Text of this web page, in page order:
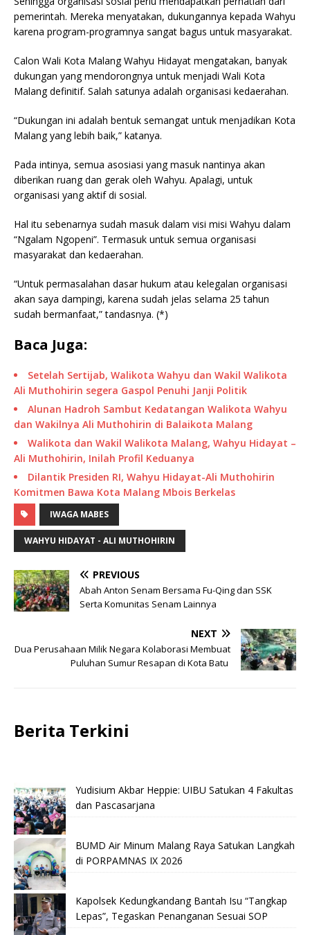
pemerintah. Mereka menyatakan, dukungannya kepada Wahyu
karena program-programnya sangat bagus untuk masyarakat.
Calon Wali Kota Malang Wahyu Hidayat mengatakan, banyak
dukungan yang mendorongnya untuk menjadi Wali Kota
Malang definitif. Salah satunya adalah organisasi kedaerahan.
“Dukungan ini adalah bentuk semangat untuk menjadikan Kota
Malang yang lebih baik,” katanya.
Pada intinya, semua asosiasi yang masuk nantinya akan
diberikan ruang dan gerak oleh Wahyu. Apalagi, untuk
organisasi yang aktif di sosial.
Hal itu sebenarnya sudah masuk dalam visi misi Wahyu dalam
“Ngalam Ngopeni”. Termasuk untuk semua organisasi
masyarakat dan kedaerahan.
“Untuk permasalahan dasar hukum atau kelegalan organisasi
akan saya dampingi, karena sudah jelas selama 25 tahun
sudah bermanfaat,” tandasnya. (*)
Baca Juga:
Setelah Sertijab, Walikota Wahyu dan Wakil Walikota
Ali Muthohirin segera Gaspol Penuhi Janji Politik
Alunan Hadroh Sambut Kedatangan Walikota Wahyu
dan Wakilnya Ali Muthohirin di Balaikota Malang
Walikota dan Wakil Walikota Malang, Wahyu Hidayat –
Ali Muthohirin, Inilah Profil Keduanya
Dilantik Presiden RI, Wahyu Hidayat-Ali Muthohirin
Komitmen Bawa Kota Malang Mbois Berkelas
IWAGA MABES
WAHYU HIDAYAT - ALI MUTHOHIRIN
PREVIOUS
Abah Anton Senam Bersama Fu-Qing dan SSK
Serta Komunitas Senam Lainnya
NEXT
Dua Perusahaan Milik Negara Kolaborasi Membuat
Puluhan Sumur Resapan di Kota Batu
Berita Terkini
Yudisium Akbar Heppie: UIBU Satukan 4 Fakultas
dan Pascasarjana
BUMD Air Minum Malang Raya Satukan Langkah
di PORPAMNAS IX 2026
Kapolsek Kedungkandang Bantah Isu “Tangkap
Lepas”, Tegaskan Penanganan Sesuai SOP